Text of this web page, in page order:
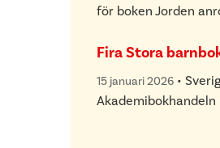
för boken Jorden
Fira Stora
15 januari 2026 •